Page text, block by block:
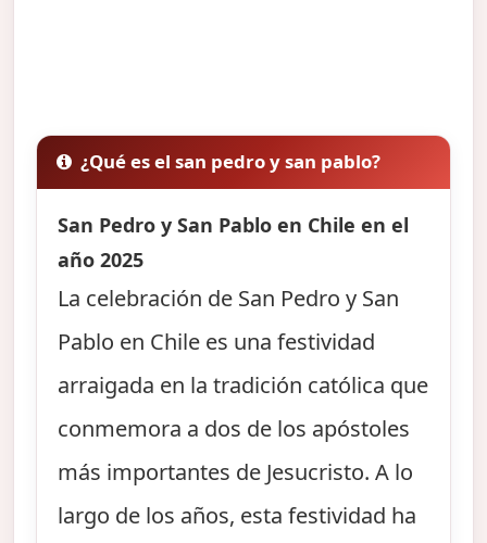
¿Qué es el san pedro y san pablo?
San Pedro y San Pablo en Chile en el
año 2025
La celebración de San Pedro y San
Pablo en Chile es una festividad
arraigada en la tradición católica que
conmemora a dos de los apóstoles
más importantes de Jesucristo. A lo
largo de los años, esta festividad ha